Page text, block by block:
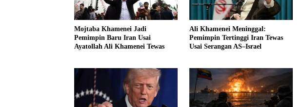
Mojtaba Khamenei Jadi
Pemimpin Baru Iran Usai
Ayatollah Ali Khamenei Tewas
Ali Khamenei Meninggal:
Pemimpin Tertinggi Iran Tewas
Usai Serangan AS–Israel